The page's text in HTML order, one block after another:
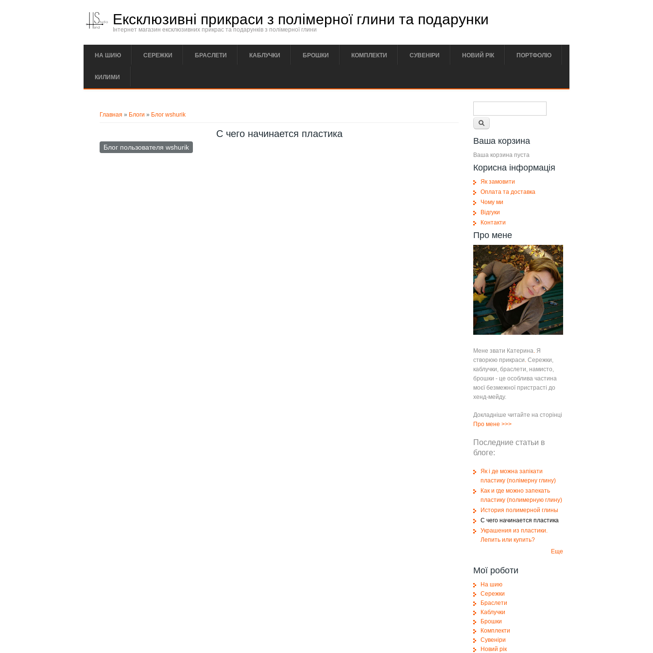
Ексклюзивні прикраси з полімерної глини та подарунки
Інтернет магазин ексклюзивних прикрас та подарунків з полімерної глини
НА ШИЮ СЕРЕЖКИ БРАСЛЕТИ КАБЛУЧКИ БРОШКИ КОМПЛЕКТИ СУВЕНІРИ НОВИЙ РІК ПОРТФОЛІО
КИЛИМИ
Главная » Блоги » Блог wshurik
С чего начинается пластика
Блог пользователя wshurik
Ваша корзина
Ваша корзина пуста
Корисна інформація
Як замовити
Оплата та доставка
Чому ми
Відгуки
Контакти
Про мене
Мене звати Катерина.Я
створюю прикраси.Сережки,
каблучки, браслети, намисто,
брошки - це особлива частина
моєї безмежної пристрасті до
хенд-мейду.
Докладніше читайте на сторінці
Про мене >>>
Последние статьи в
блоге:
Як і де можна запікати
пластику (полімерну глину)
Как и где можно запекать
пластику (полимерную глину)
История полимерной глины
С чего начинается пластика
Украшения из пластики.
Лепить или купить?
Еще
Мої роботи
На шию
Сережки
Браслети
Каблучки
Брошки
Комплекти
Сувеніри
Новий рік